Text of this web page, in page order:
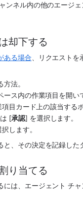
ンネル内の他のエージ
却下する
ある場合 、リクエスト
法。
ース内の作業項目を開い
目カード上の該当する
[承認] を選択します。
します。
、その決定を記録し
り当てる
は、 エージェント チ